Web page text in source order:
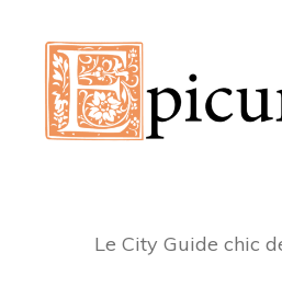
Le City Guide chic